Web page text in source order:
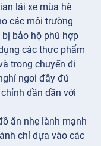
lái xe mùa hè
các môi trường
bảo hộ phù hợp
các thực phẩm
trong chuyến đi
ngơi đầy đủ
dần dần với
ăn nhẹ lành mạnh
chỉ dựa vào các